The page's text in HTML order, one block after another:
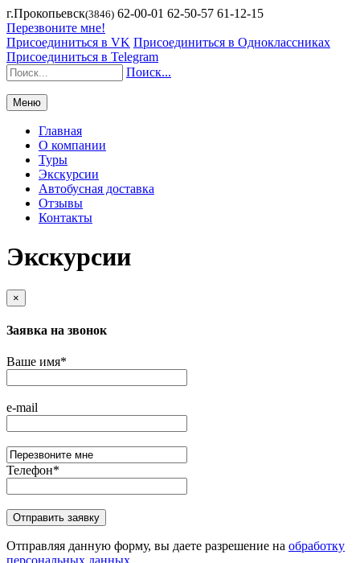
г.Прокопьевск(3846) 62-00-01 62-50-57 61-12-15
Перезвоните мне!
Присоединиться в VK Присоединиться в Одноклассниках
Присоединиться в Telegram
Поиск...
Меню
Главная
О компании
Туры
Экскурсии
Автобусная доставка
Отзывы
Контакты
Экскурсии
×
Заявка на звонок
Ваше имя*
e-mail
Телефон*
Отправляя данную форму, вы даете разрешение на обработку